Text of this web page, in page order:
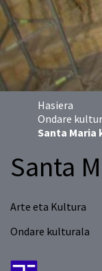
Hasiera
Ondare
Santa Maria
Santa
Arte eta Kultura
Ondare kulturala